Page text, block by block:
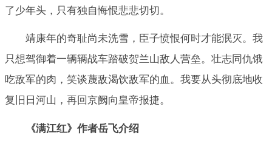
了少年头，只有独自悔恨悲悲切切。
靖康年的奇耻尚未洗雪，臣子愤恨何时才能泯灭。我
只想驾御着一辆辆战车踏破贺兰山敌人营垒。壮志同仇饿
吃敌军的肉，笑谈蔑敌渴饮敌军的血。我要从头彻底地收
复旧日河山，再回京阙向皇帝报捷。
《满江红》作者岳飞介绍